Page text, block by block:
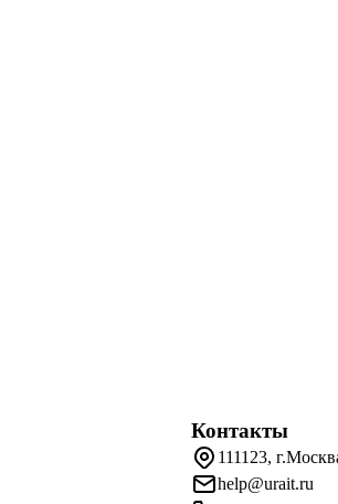
Контакты
111123,
help@urait.ru